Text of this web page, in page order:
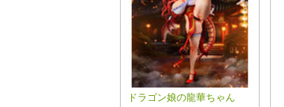
ドラゴン娘の龍華ちゃん